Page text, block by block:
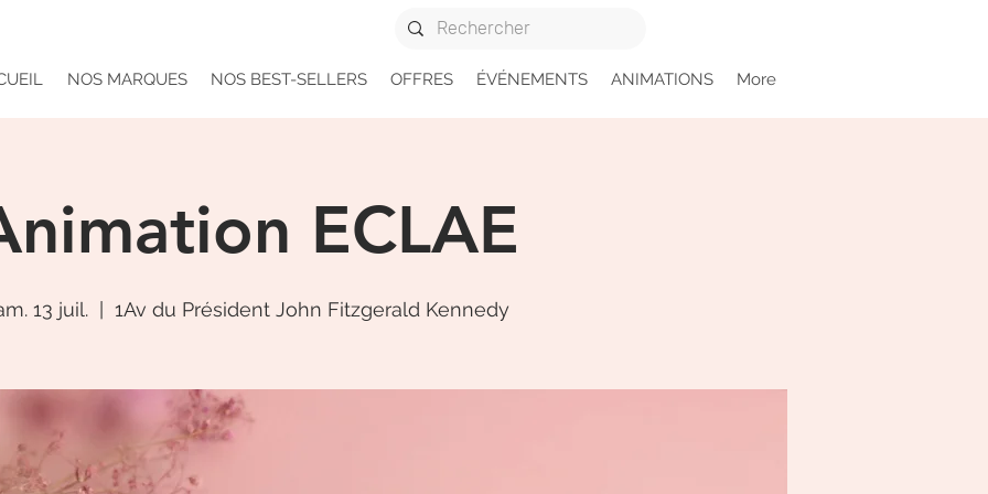
NOS MARQUES NOS BEST-SELLERS OFFRES ÉVÉNEMENTS ANIMATIONS More
ECLAE
13 juil. 1Av du Président John Fitzgerald Kennedy